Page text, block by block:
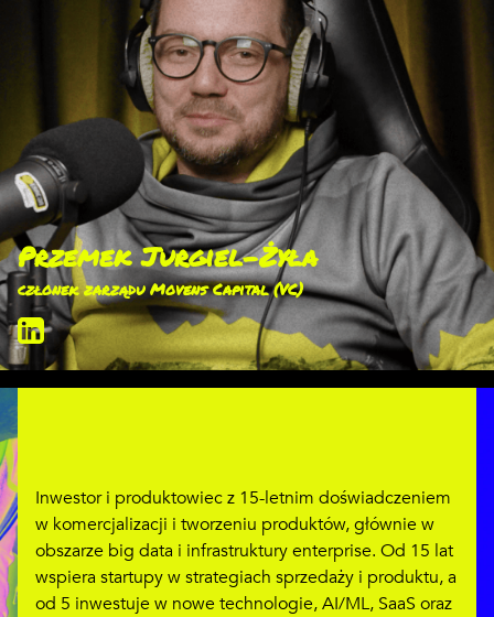
Przemek Jurgiel-Żyła
członek zarządu Movens Capital (VC)
Inwestor i produktowiec z 15-letnim doświadczeniem
w komercjalizacji i tworzeniu produktów, głównie w
obszarze big data i infrastruktury enterprise. Od 15 lat
wspiera startupy w strategiach sprzedaży i produktu, a
od 5 inwestuje w nowe technologie, AI/ML, SaaS oraz